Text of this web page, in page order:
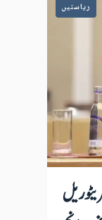
ریاستیں